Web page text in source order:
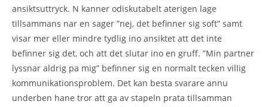
ansiktsuttryck. N kanner odiskutabelt aterigen lage
tillsammans nar en sager ”nej, det befinner sig soft” samt
visar mer eller mindre tydlig ino ansiktet att det inte
befinner sig det, och att det slutar ino en gruff. ”Min partner
lyssnar aldrig pa mig” befinner sig en normalt tecken villig
kommunikationsproblem. Det kan besta svarare annu
underben hane tror att ga av stapeln prata tillsamman